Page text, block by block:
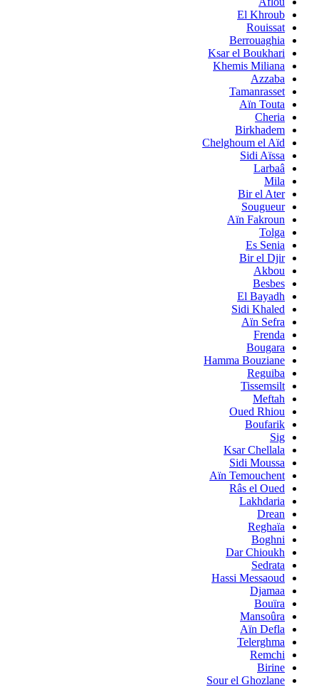
El Khroub
Rouissat
Berrouaghia
Ksar el Boukhari
Khemis Miliana
Azzaba
Tamanrasset
Aïn Touta
Cheria
Birkhadem
Chelghoum el Aïd
Sidi Aïssa
Larbaâ
Mila
Bir el Ater
Sougueur
Aïn Fakroun
Tolga
Es Senia
Bir el Djir
Akbou
Besbes
El Bayadh
Sidi Khaled
Aïn Sefra
Frenda
Bougara
Hamma Bouziane
Reguiba
Tissemsilt
Meftah
Oued Rhiou
Boufarik
Sig
Ksar Chellala
Sidi Moussa
Aïn Temouchent
Râs el Oued
Lakhdaria
Drean
Reghaïa
Boghni
Dar Chioukh
Sedrata
Hassi Messaoud
Djamaa
Bouïra
Mansoûra
Aïn Defla
Telerghma
Remchi
Birine
Sour el Ghozlane